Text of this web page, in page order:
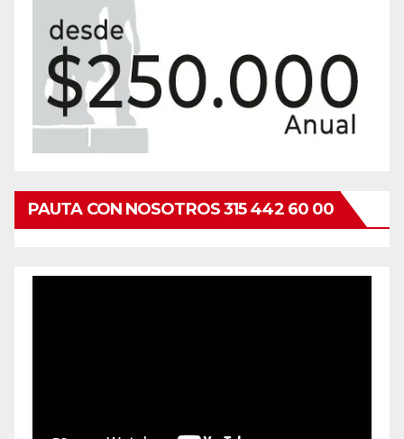
PAUTA CON NOSOTROS 315 442 60 00